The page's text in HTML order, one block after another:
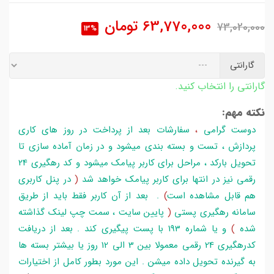
73,020,000
63,770,000 تومان 13%
گارانتی
گارانتی را انتخاب کنید.
نکته مهم:
دوست گرامی ،سفارشات بعد از پرداخت در روز های کاری
پردازش ، تست و بسته بندی میشود و در زمان آماده سازی تا
تحویل بارکد ، مراحل برای کاربر پیامک میشود و کد رهگیری 24
رقمی نیز در انتها برای کاربر پیامک خواهد شد ( در پنل کاربری
هم قابل مشاهده است) . بعد از آن کاربر فقط باید از طریق
سامانه رهگیری پستی ( پایین سایت ، سمت چپ لینک گذاشته
شده )
و یا شماره 193 با پست پیگیری کند . بعد از دریافت
کدرهگیری 24 رقمی معمولا بین 3 الی 12 روز یا بیشتر بسته ها
به گیرنده تحویل داده میشن . این مورد بطور کامل از اختیارات